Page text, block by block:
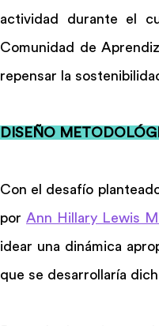
actividad durante el
Comunidad de
repensar la
DISEÑO
Con el desafío
por Ann Hillary Lewis
idear una dinámica
que se desarrollaría